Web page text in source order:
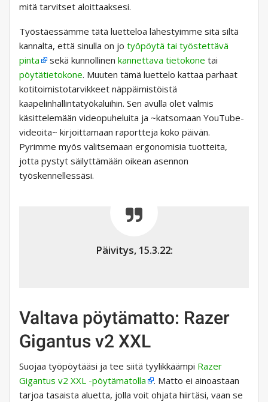
mitä tarvitset aloittaaksesi.
Työstäessämme tätä luetteloa lähestyimme sitä siltä
kannalta, että sinulla on jo työpöytä tai työstettävä
pinta
sekä kunnollinen kannettava tietokone tai
pöytätietokone. Muuten tämä luettelo kattaa parhaat
kotitoimistotarvikkeet näppäimistöistä
kaapelinhallintatyökaluihin. Sen avulla olet valmis
käsittelemään videopuheluita ja ~katsomaan YouTube-
videoita~ kirjoittamaan raportteja koko päivän.
Pyrimme myös valitsemaan ergonomisia tuotteita,
jotta pystyt säilyttämään oikean asennon
työskennellessäsi.
Päivitys, 15.3.22:
Valtava pöytämatto: Razer
Gigantus v2 XXL
Suojaa työpöytääsi ja tee siitä tyylikkäämpi Razer
Gigantus v2 XXL -pöytämatolla
. Matto ei ainoastaan ​​
tarjoa tasaista aluetta, jolla voit ohjata hiirtäsi, vaan se